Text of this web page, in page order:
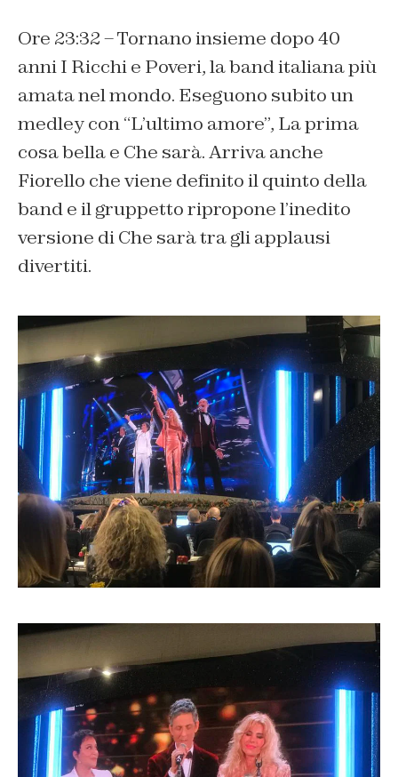
Ore 23:32 – Tornano insieme dopo 40
anni I Ricchi e Poveri, la band italiana più
amata nel mondo. Eseguono subito un
medley con “L’ultimo amore”, La prima
cosa bella e Che sarà. Arriva anche
Fiorello che viene definito il quinto della
band e il gruppetto ripropone l’inedito
versione di Che sarà tra gli applausi
divertiti.